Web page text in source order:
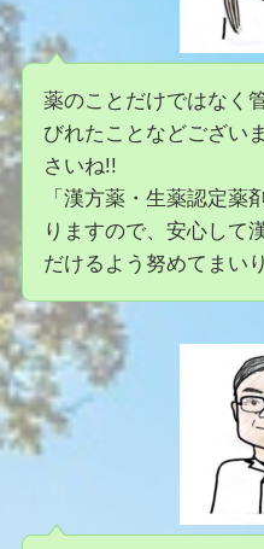
薬のことだけではなく
びれたことなどござい
さいね!!
「漢方薬・生薬認定薬
りますので、安心して
だけるよう努めてまい